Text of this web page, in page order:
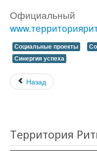
Социальные проекты
Синергия успеха
Назад
Территория